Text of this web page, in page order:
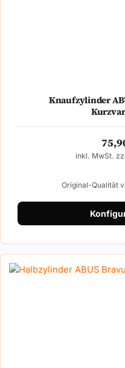
Knaufzylinder
inkl. MwSt.
Original-Qualität